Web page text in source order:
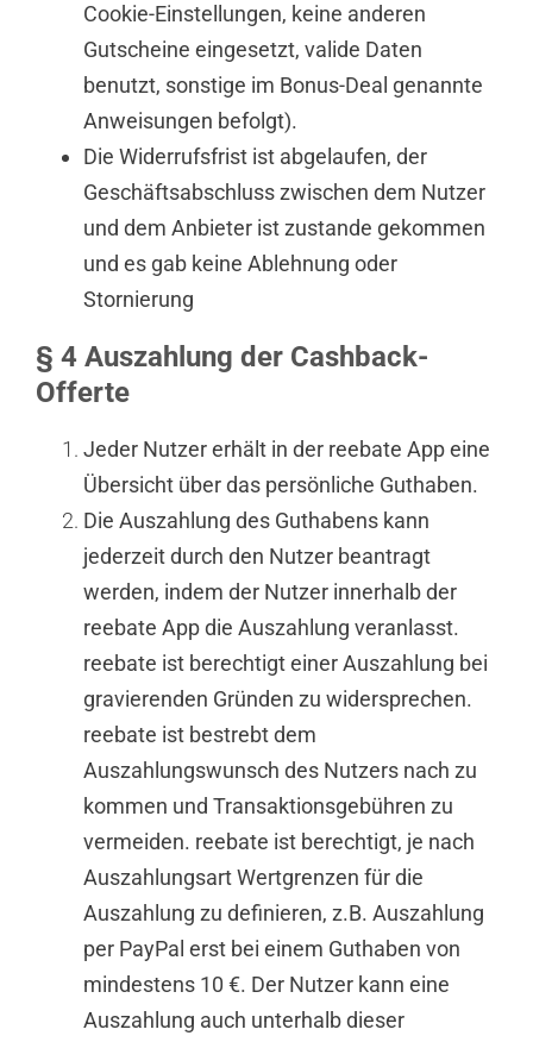
Cookie-Einstellungen, keine anderen
Gutscheine eingesetzt, valide Daten
benutzt, sonstige im Bonus-Deal genannte
Anweisungen befolgt).
Die Widerrufsfrist ist abgelaufen, der
Geschäftsabschluss zwischen dem Nutzer
und dem Anbieter ist zustande gekommen
und es gab keine Ablehnung oder
Stornierung
§ 4 Auszahlung der Cashback-
Offerte
Jeder Nutzer erhält in der reebate App eine
Übersicht über das persönliche Guthaben.
Die Auszahlung des Guthabens kann
jederzeit durch den Nutzer beantragt
werden, indem der Nutzer innerhalb der
reebate App die Auszahlung veranlasst.
reebate ist berechtigt einer Auszahlung bei
gravierenden Gründen zu widersprechen.
reebate ist bestrebt dem
Auszahlungswunsch des Nutzers nach zu
kommen und Transaktionsgebühren zu
vermeiden. reebate ist berechtigt, je nach
Auszahlungsart Wertgrenzen für die
Auszahlung zu definieren, z.B. Auszahlung
per PayPal erst bei einem Guthaben von
mindestens 10 €. Der Nutzer kann eine
Auszahlung auch unterhalb dieser